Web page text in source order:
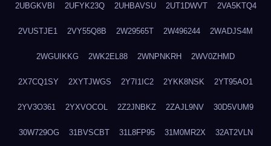
2UBGKVBI 2UFYK23Q 2UHBAVSU 2UT1DWVT 2VA5KTQ4
2VUSTJE1 2VY55Q8B 2W29565T 2W496244 2WADJS4M
2WGUIKKG 2WK2EL88 2WNPNKRH 2WV0ZHMD
2X7CQ1SY 2XYTJWGS 2Y7I1IC2 2YKK8NSK 2YT95AO1
2YV3O361 2YXVOCOL 2Z2JNBKZ 2ZAJL9NV 30D5VUM9
30W729OG 31BVSCBT 31L8FP95 31M0MR2X 32AT2VLN